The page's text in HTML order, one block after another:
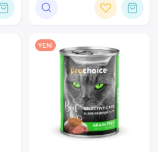
YENI